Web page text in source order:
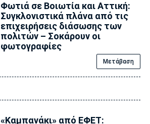
Φωτιά σε Βοιωτία και Αττική:
Συγκλονιστικά πλάνα από τις
επιχειρήσεις διάσωσης των
πολιτών – Σοκάρουν οι
φωτογραφίες
Μετάβαση
«Καμπανάκι» από ΕΦΕΤ: